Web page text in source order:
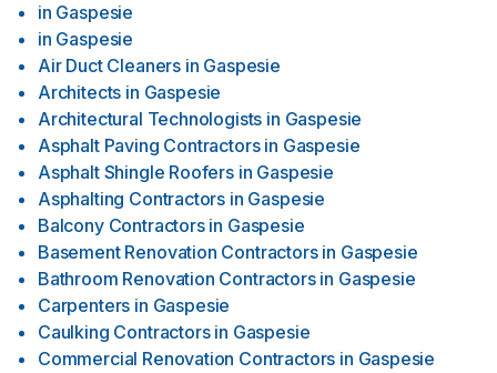
in Gaspesie
in Gaspesie
Air Duct Cleaners in Gaspesie
Architects in Gaspesie
Architectural Technologists in Gaspesie
Asphalt Paving Contractors in Gaspesie
Asphalt Shingle Roofers in Gaspesie
Asphalting Contractors in Gaspesie
Balcony Contractors in Gaspesie
Basement Renovation Contractors in Gaspesie
Bathroom Renovation Contractors in Gaspesie
Carpenters in Gaspesie
Caulking Contractors in Gaspesie
Commercial Renovation Contractors in Gaspesie